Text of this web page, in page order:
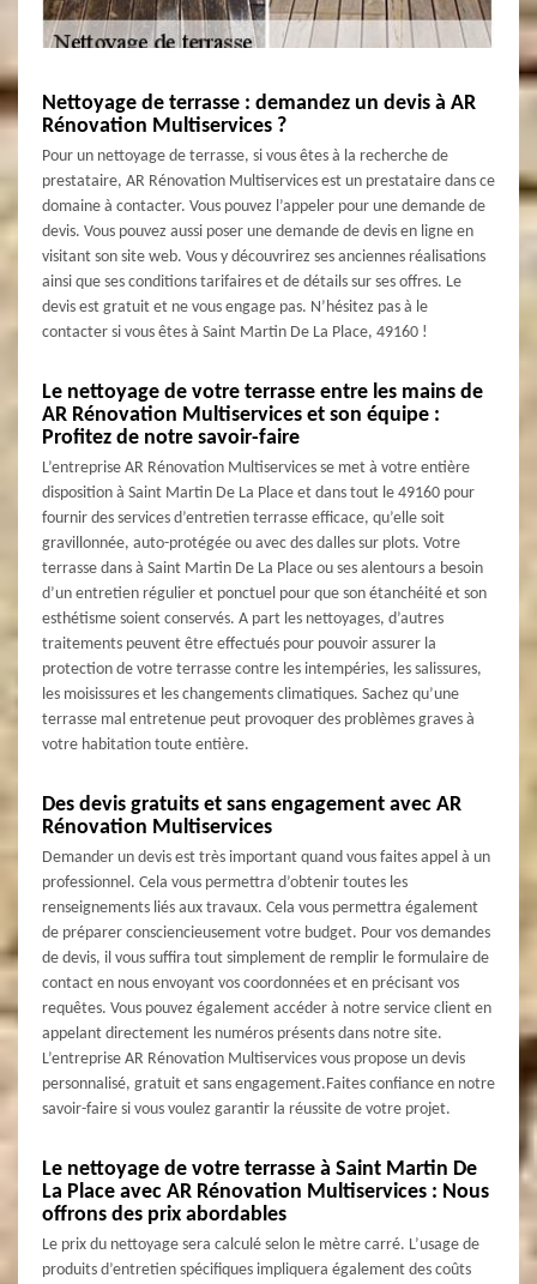
Nettoyage de terrasse : demandez un devis à AR
Rénovation Multiservices ?
Pour un nettoyage de terrasse, si vous êtes à la recherche de
prestataire, AR Rénovation Multiservices est un prestataire dans ce
domaine à contacter. Vous pouvez l’appeler pour une demande de
devis. Vous pouvez aussi poser une demande de devis en ligne en
visitant son site web. Vous y découvrirez ses anciennes réalisations
ainsi que ses conditions tarifaires et de détails sur ses offres. Le
devis est gratuit et ne vous engage pas. N’hésitez pas à le
contacter si vous êtes à Saint Martin De La Place, 49160 !
Le nettoyage de votre terrasse entre les mains de
AR Rénovation Multiservices et son équipe :
Profitez de notre savoir-faire
L’entreprise AR Rénovation Multiservices se met à votre entière
disposition à Saint Martin De La Place et dans tout le 49160 pour
fournir des services d’entretien terrasse efficace, qu’elle soit
gravillonnée, auto-protégée ou avec des dalles sur plots. Votre
terrasse dans à Saint Martin De La Place ou ses alentours a besoin
d’un entretien régulier et ponctuel pour que son étanchéité et son
esthétisme soient conservés. A part les nettoyages, d’autres
traitements peuvent être effectués pour pouvoir assurer la
protection de votre terrasse contre les intempéries, les salissures,
les moisissures et les changements climatiques. Sachez qu’une
terrasse mal entretenue peut provoquer des problèmes graves à
votre habitation toute entière.
Des devis gratuits et sans engagement avec AR
Rénovation Multiservices
Demander un devis est très important quand vous faites appel à un
professionnel. Cela vous permettra d’obtenir toutes les
renseignements liés aux travaux. Cela vous permettra également
de préparer consciencieusement votre budget. Pour vos demandes
de devis, il vous suffira tout simplement de remplir le formulaire de
contact en nous envoyant vos coordonnées et en précisant vos
requêtes. Vous pouvez également accéder à notre service client en
appelant directement les numéros présents dans notre site.
L’entreprise AR Rénovation Multiservices vous propose un devis
personnalisé, gratuit et sans engagement.Faites confiance en notre
savoir-faire si vous voulez garantir la réussite de votre projet.
Le nettoyage de votre terrasse à Saint Martin De
La Place avec AR Rénovation Multiservices : Nous
offrons des prix abordables
Le prix du nettoyage sera calculé selon le mètre carré. L’usage de
produits d’entretien spécifiques impliquera également des coûts